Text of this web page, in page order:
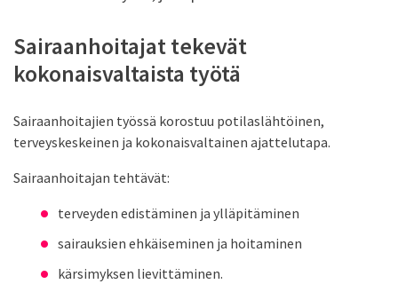
Sairaanhoitajat tekevät
kokonaisvaltaista työtä
Sairaanhoitajien työssä korostuu potilaslähtöinen,
terveyskeskeinen ja kokonaisvaltainen ajattelutapa.
Sairaanhoitajan tehtävät:
terveyden edistäminen ja ylläpitäminen
sairauksien ehkäiseminen ja hoitaminen
kärsimyksen lievittäminen.